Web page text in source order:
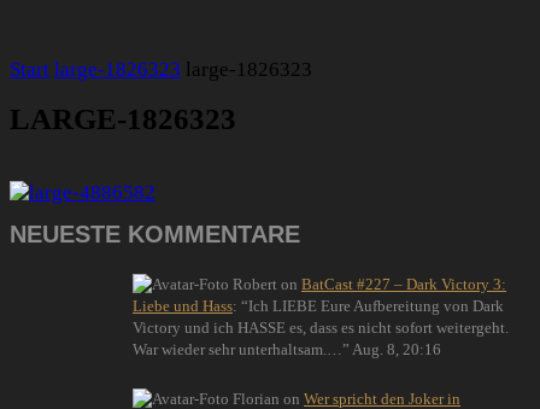
Start large-1826323 large-1826323
LARGE-1826323
NEUESTE KOMMENTARE
Robert on BatCast #227 – Dark Victory 3:
Liebe und Hass: “Ich LIEBE Eure Aufbereitung von Dark
Victory und ich HASSE es, dass es nicht sofort weitergeht.
War wieder sehr unterhaltsam.… ” Aug. 8, 20:16
Florian on Wer spricht den Joker in